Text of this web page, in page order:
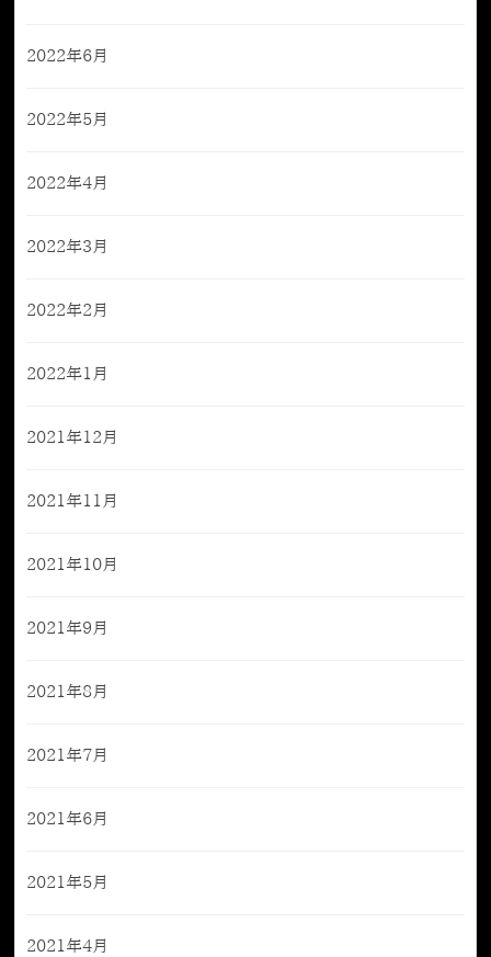
2022年6月
2022年5月
2022年4月
2022年3月
2022年2月
2022年1月
2021年12月
2021年11月
2021年10月
2021年9月
2021年8月
2021年7月
2021年6月
2021年5月
2021年4月